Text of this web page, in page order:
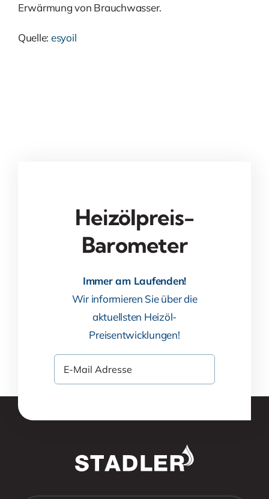
Erwärmung von Brauchwasser.
Quelle: esyoil
Heizölpreis-
Barometer
Immer am Laufenden!
Wir informieren Sie über die
aktuellsten Heizöl-
Preisentwicklungen!